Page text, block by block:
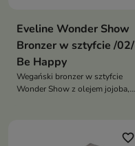
Eveline Wonder Show
Bronzer w sztyfcie /02/
Be Happy
Wegański bronzer w sztyfcie
Wonder Show z olejem jojoba,
favorite_border